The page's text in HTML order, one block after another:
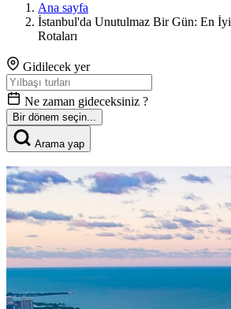
Ana sayfa
İstanbul'da Unutulmaz Bir Gün: En
Rotaları
Gidilecek yer
Ne zaman gideceksiniz ?
Bir dönem seçin...
Arama yap